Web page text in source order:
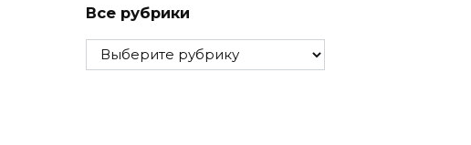
Все рубрики
Все
рубрики